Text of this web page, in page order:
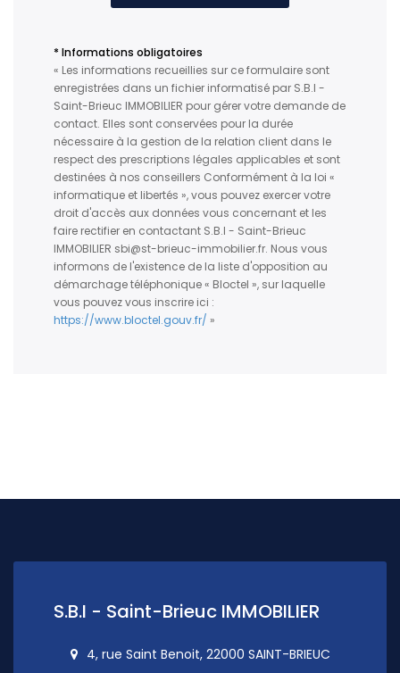
* Informations obligatoires
« Les informations recueillies sur ce formulaire sont
enregistrées dans un fichier informatisé par S.B.I -
Saint-Brieuc IMMOBILIER pour gérer votre demande de
contact. Elles sont conservées pour la durée
nécessaire à la gestion de la relation client dans le
respect des prescriptions légales applicables et sont
destinées à nos conseillers Conformément à la loi «
informatique et libertés », vous pouvez exercer votre
droit d'accès aux données vous concernant et les
faire rectifier en contactant S.B.I - Saint-Brieuc
IMMOBILIER sbi@st-brieuc-immobilier.fr. Nous vous
informons de l'existence de la liste d'opposition au
démarchage téléphonique « Bloctel », sur laquelle
vous pouvez vous inscrire ici :
https://www.bloctel.gouv.fr/ »
S.B.I - Saint-Brieuc IMMOBILIER
4, rue Saint Benoit, 22000 SAINT-BRIEUC